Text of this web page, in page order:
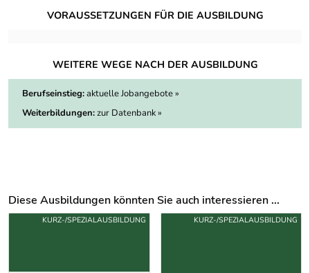
VORAUSSETZUNGEN FÜR DIE AUSBILDUNG
WEITERE WEGE NACH DER AUSBILDUNG
Berufseinstieg:aktuelle Jobangebote »
Weiterbildungen:zur Datenbank »
Diese Ausbildungen könnten Sie auch interessieren ...
Uber weitere Ausbildungsvorschläge
KURZ-/SPEZIALAUSBILDUNG KURZ-/SPEZIALAUSBILDUNG